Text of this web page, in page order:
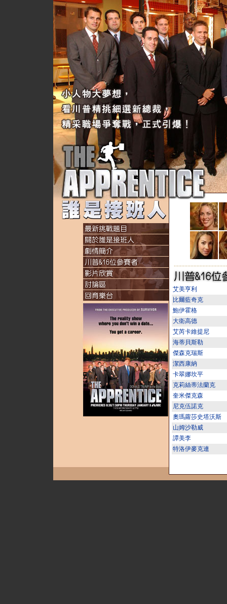
艾美亨利
比爾藍奇克
鮑伊霍格
大衛高德
艾芮卡維提尼
海蒂貝斯勒
傑森克瑞斯
潔西康納
卡翠娜坎平
克莉絲蒂法蘭克
奎米傑克森
尼克伍諾克
奧瑪蘿莎史塔沃斯
山姆沙勒威
譚美李
特洛伊麥克連